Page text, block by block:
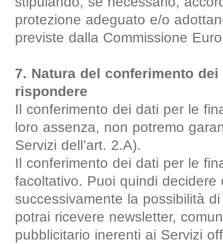
protezione adeguato e/o
previste dalla Commissione
7. Natura del conferimento
rispondere
Il conferimento dei dati per le
loro assenza, non potremo
Servizi dell’art. 2.A).
Il conferimento dei dati per le
facoltativo. Puoi quindi
successivamente la possibilità
potrai ricevere newsletter,
pubblicitario inerenti ai Servizi